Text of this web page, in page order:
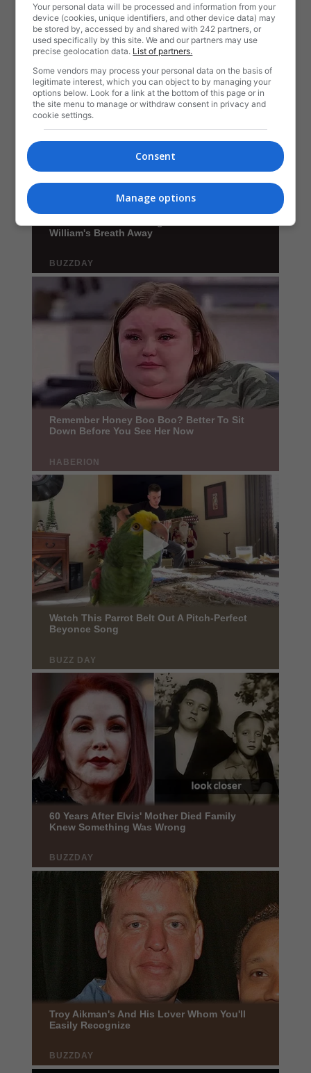
Your personal data will be processed and information from your
device (cookies, unique identifiers, and other device data) may
be stored by, accessed by and shared with 242 partners, or
used specifically by this site. We and our partners may use
precise geolocation data. List of partners.
Some vendors may process your personal data on the basis of
legitimate interest, which you can object to by managing your
options below. Look for a link at the bottom of this page or in
the site menu to manage or withdraw consent in privacy and
cookie settings.
Consent
Manage options